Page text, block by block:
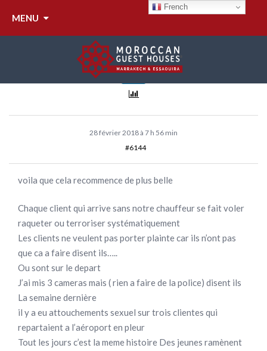
MENU POLICE
Anonyme
28 février 2018 à 7 h 56 min
#6144
voila que cela recommence de plus belle
Chaque client qui arrive sans notre chauffeur se fait voler
raqueter ou terroriser systématiquement
Les clients ne veulent pas porter plainte car ils n’ont pas
que ca a faire disent ils…..
Ou sont sur le depart
J’ai mis 3 cameras mais ( rien a faire de la police) disent ils
La semaine dernière
il y a eu attouchements sexuel sur trois clientes qui
repartaient a l’aéroport en pleur
Tout les jours c’est la meme histoire Des jeunes ramènent
French